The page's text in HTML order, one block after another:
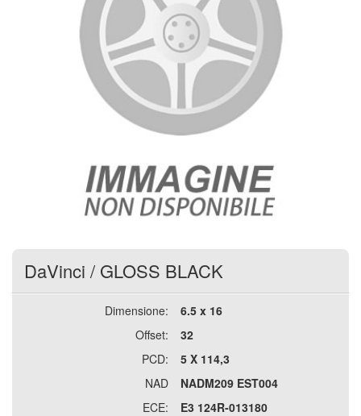
DaVinci / GLOSS BLACK
Dimensione:
6.5 x 16
Offset:
32
PCD:
5 X 114,3
NAD
NADM209 EST004
ECE:
E3 124R-013180